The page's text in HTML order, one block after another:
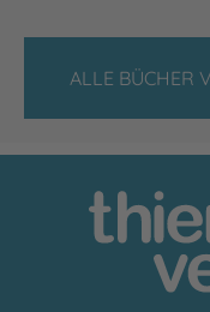
ALLE BÜCHER